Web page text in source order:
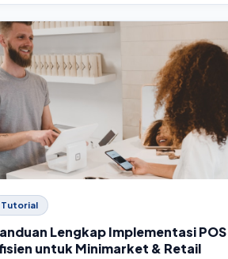
data pasien.
Tutorial
Lengkap Implementasi POS
untuk Minimarket & Retail